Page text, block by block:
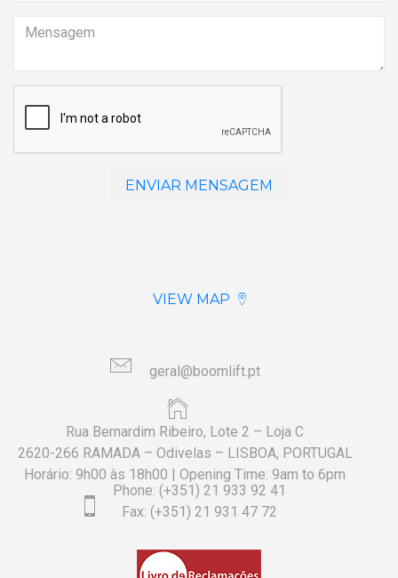
VIEW MAP
geral@boomlift.pt
Rua Bernardim Ribeiro, Lote 2 – Loja C
2620-266 RAMADA – Odivelas – LISBOA, PORTUGAL
Horário: 9h00 às 18h00 | Opening Time: 9am to 6pm
Phone: (+351) 21 933 92 41
Fax: (+351) 21 931 47 72